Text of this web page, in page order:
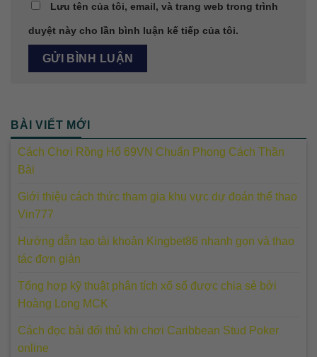
Lưu tên của tôi, email, và trang web trong trình
duyệt này cho lần bình luận kế tiếp của tôi.
BÀI VIẾT MỚI
Cách Chơi Rồng Hổ 69VN Chuẩn Phong Cách Thần
Bài
Giới thiệu cách thức tham gia khu vực dự đoán thể thao
Vin777
Hướng dẫn tạo tài khoản Kingbet86 nhanh gọn và thao
tác đơn giản
Tổng hợp kỹ thuật phân tích xổ số được chia sẻ bởi
Hoàng Long MCK
Cách đọc bài đối thủ khi chơi Caribbean Stud Poker
online